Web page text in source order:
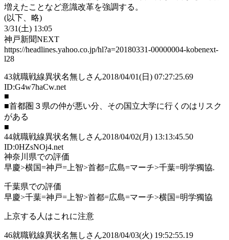
増えたことなど意識改革を強調する。
(以下、略)
3/31(土) 13:05
神戸新聞NEXT
https://headlines.yahoo.co.jp/hl?a=20180331-00000004-kobenext-
l28
43就職戦線異状名無しさん2018/04/01(日) 07:27:25.69
ID:G4w7haCw.net
■
■首都圏３県の仲が悪い分、その国立大学に行くのはリスク
がある
■
44就職戦線異状名無しさん2018/04/02(月) 13:13:45.50
ID:0HZsNOj4.net
神奈川県での評価
早慶>横国=神戸=上智>首都=広島=マーチ>千葉=明学獨協.
千葉県での評価
早慶>千葉=神戸=上智>首都=広島=マーチ>横国=明学獨協
上京する人はこれに注意
46就職戦線異状名無しさん2018/04/03(火) 19:52:55.19